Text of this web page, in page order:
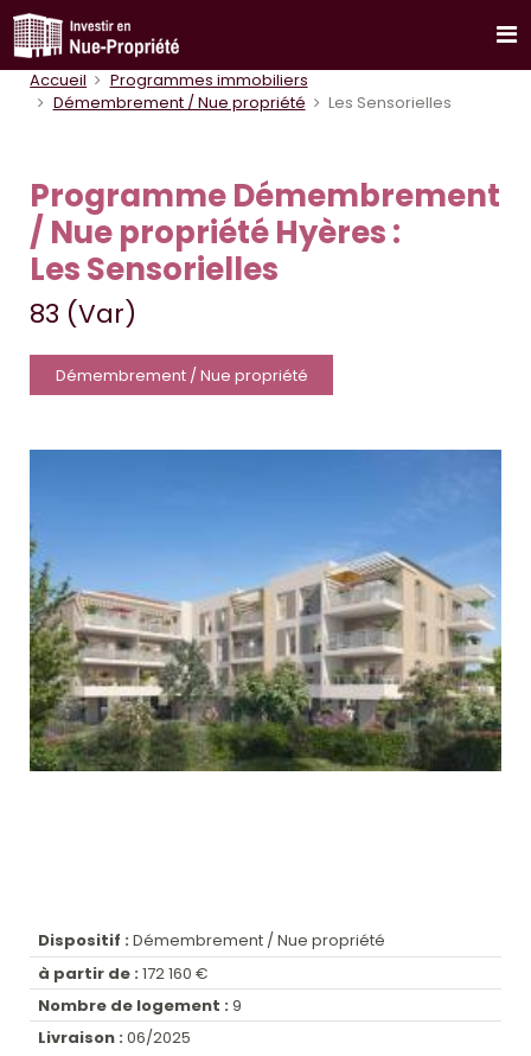
Accueil
Programmes immobiliers
Démembrement / Nue propriété
Les Sensorielles
Programme Démembrement
/ Nue propriété Hyères :
Les Sensorielles
83 (Var)
Démembrement / Nue propriété
Dispositif : Démembrement / Nue propriété
à partir de : 172 160 €
Nombre de logement : 9
Livraison : 06/2025